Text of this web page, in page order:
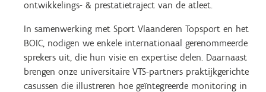
ontwikkelings- & prestatietraject van de atleet.
In samenwerking met Sport Vlaanderen Topsport en het
BOIC, nodigen we enkele internationaal gerenommeerde
sprekers uit, die hun visie en expertise delen. Daarnaast
brengen onze universitaire VTS-partners praktijkgerichte
casussen die illustreren hoe geïntegreerde monitoring in